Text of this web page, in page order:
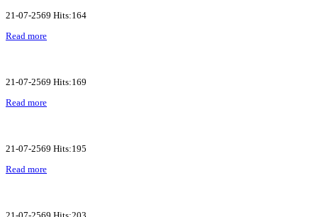
21-07-2569 Hits:164
Read more
21-07-2569 Hits:169
Read more
21-07-2569 Hits:195
Read more